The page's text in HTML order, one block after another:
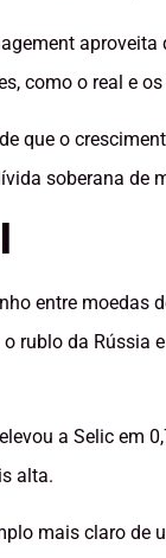
como o real e
que o
soberana de
entre moedas
rublo da Rússia
a Selic em
alta.
mais claro